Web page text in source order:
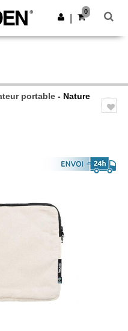
Obtenir l'appli
0
portable - Nature